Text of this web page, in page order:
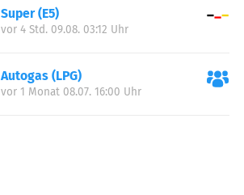
Super (E5)
vor 4 Std. 09.08. 03:12 Uhr
Autogas (LPG)
vor 1 Monat 08.07. 16:00 Uhr